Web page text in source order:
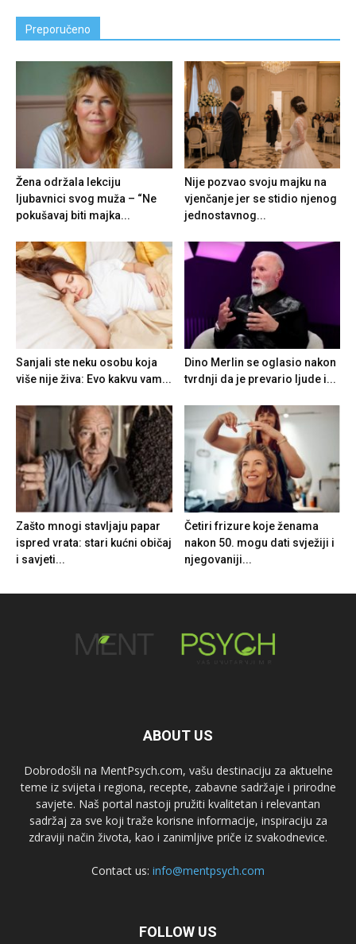
Preporučeno
Žena održala lekciju
ljubavnici svog muža – “Ne
pokušavaj biti majka...
Nije pozvao svoju majku na
vjenčanje jer se stidio njenog
jednostavnog...
Sanjali ste neku osobu koja
više nije živa: Evo kakvu vam...
Dino Merlin se oglasio nakon
tvrdnji da je prevario ljude i...
Zašto mnogi stavljaju papar
ispred vrata: stari kućni običaj
i savjeti...
Četiri frizure koje ženama
nakon 50. mogu dati svježiji i
njegovaniji...
ABOUT US
Dobrodošli na MentPsych.com, vašu destinaciju za aktuelne
teme iz svijeta i regiona, recepte, zabavne sadržaje i prirodne
savjete. Naš portal nastoji pružiti kvalitetan i relevantan
sadržaj za sve koji traže korisne informacije, inspiraciju za
zdraviji način života, kao i zanimljive priče iz svakodnevice.
Contact us: info@mentpsych.com
FOLLOW US